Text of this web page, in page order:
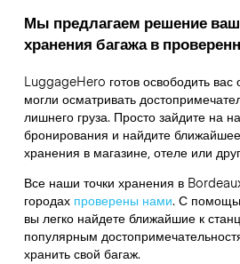
Мы предлагаем решение
хранения багажа в
LuggageHero готов освободить вас
могли осматривать
лишнего груза. Просто зайдите на
бронирования и найдите
хранения в магазине, отеле или
Все наши точки хранения в
городах проверены нами. С
вы легко найдете ближайшие к
популярным
хранить свой багаж.